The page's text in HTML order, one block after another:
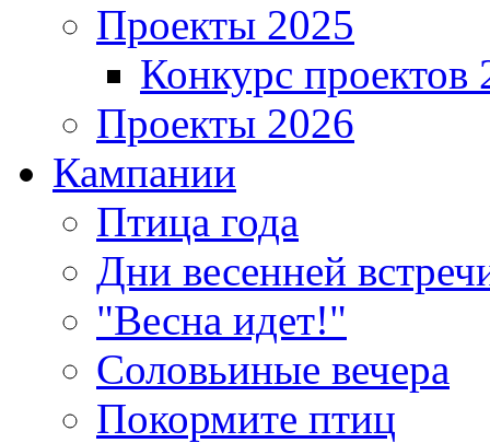
Проекты 2025
Конкурс проектов
Проекты 2026
Кампании
Птица года
Дни весенней
"Весна идет!"
Соловьиные вечера
Покормите птиц